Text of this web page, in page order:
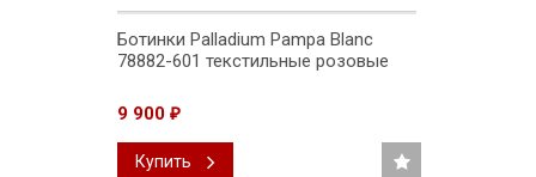
Ботинки Palladium Pampa Blanc
78882-601 текстильные розовые
9 900 ₽
Купить